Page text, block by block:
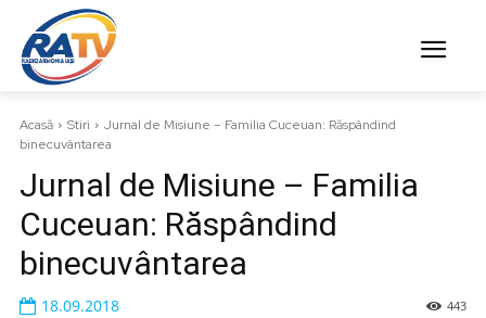
Acasă Stiri
Jurnal de Misiune – Familia Cuceuan: Răspândind
binecuvântarea
Jurnal de Misiune – Familia
Cuceuan: Răspândind
binecuvântarea
443
18.09.2018